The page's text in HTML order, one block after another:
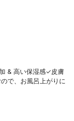
& 高い保湿感✓皮膚
で、お風呂上がりに